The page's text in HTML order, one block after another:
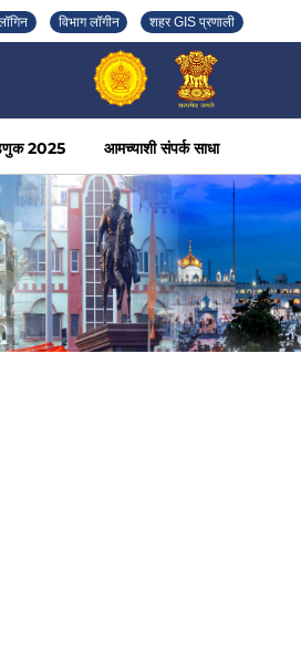
विभाग लॉगीन शहर GIS प्रणाली
2025 आमच्याशी संपर्क साधा